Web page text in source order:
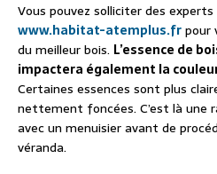
Vous pouvez solliciter des
www.habitat-atemplus.frpour
du meilleur bois. L’essence de
impactera également la
Certaines essences sont plus
nettement foncées. C’est là une
avec un menuisier avant de
véranda.